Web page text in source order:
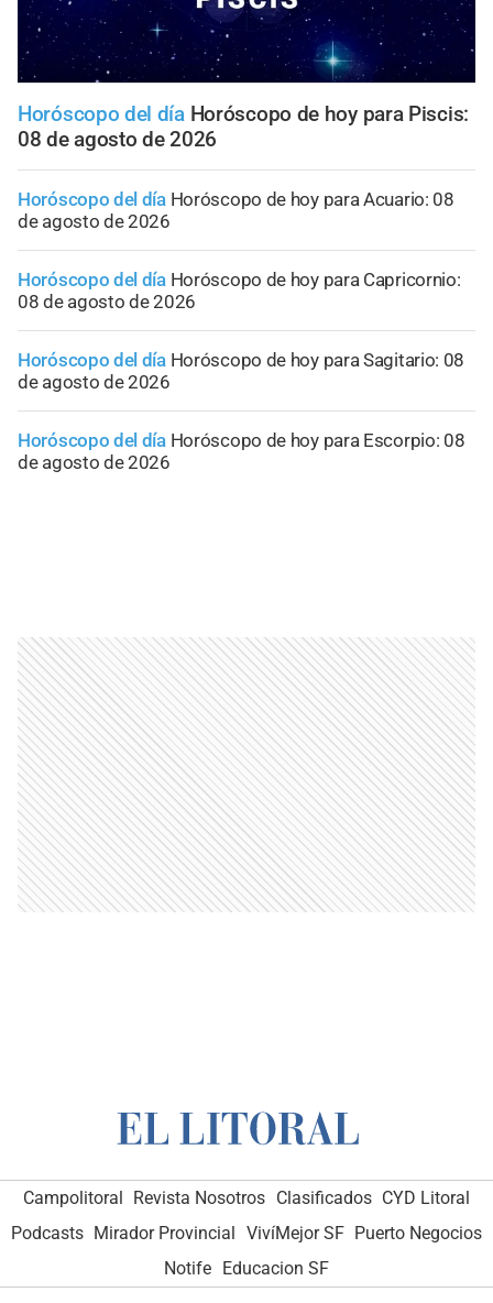
Horóscopo del día Horóscopo de hoy para Piscis:
08 de agosto de 2026
Horóscopo del día Horóscopo de hoy para Acuario: 08
de agosto de 2026
Horóscopo del día Horóscopo de hoy para Capricornio:
08 de agosto de 2026
Horóscopo del día Horóscopo de hoy para Sagitario: 08
de agosto de 2026
Horóscopo del día Horóscopo de hoy para Escorpio: 08
de agosto de 2026
Campolitoral Revista Nosotros Clasificados CYD Litoral
Podcasts Mirador Provincial VivíMejor SF Puerto Negocios
Notife Educacion SF